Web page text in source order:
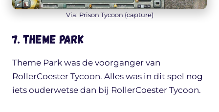
Via: Prison Tycoon (capture)
7. Theme Park
Theme Park was de voorganger van
RollerCoester Tycoon. Alles was in dit spel nog
iets ouderwetse dan bij RollerCoester Tycoon.